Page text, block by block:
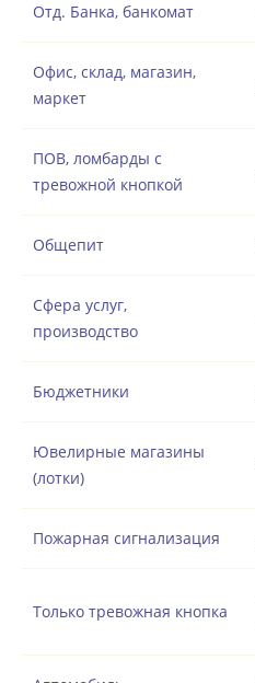
Отд. Банка, банкомат
Офис, склад, магазин,
маркет
ПОВ, ломбарды с
тревожной кнопкой
Общепит
Сфера услуг,
производство
Бюджетники
Ювелирные магазины
(лотки)
Пожарная сигнализация
Только тревожная кнопка